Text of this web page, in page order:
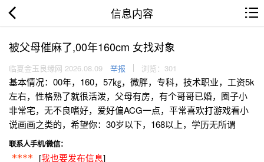
信息内容
被父母催麻了,00年160cm 女找对象
临夏金玉良缘网 2026.08.09 举报 浏览：301
基本情况：00年，160，57㎏，微胖，专科，技术职业，工资5k
左右，性格熟了就很活泼，父母有房，有个哥哥已婚，圈子小
非常宅，无不良嗜好，爱好偏ACG一点，平常喜欢打游戏看小
说画画之类的，希望你：30岁以下，168以上，学历无所谓
联系人手机/微信：
**** [我也要发布信息]